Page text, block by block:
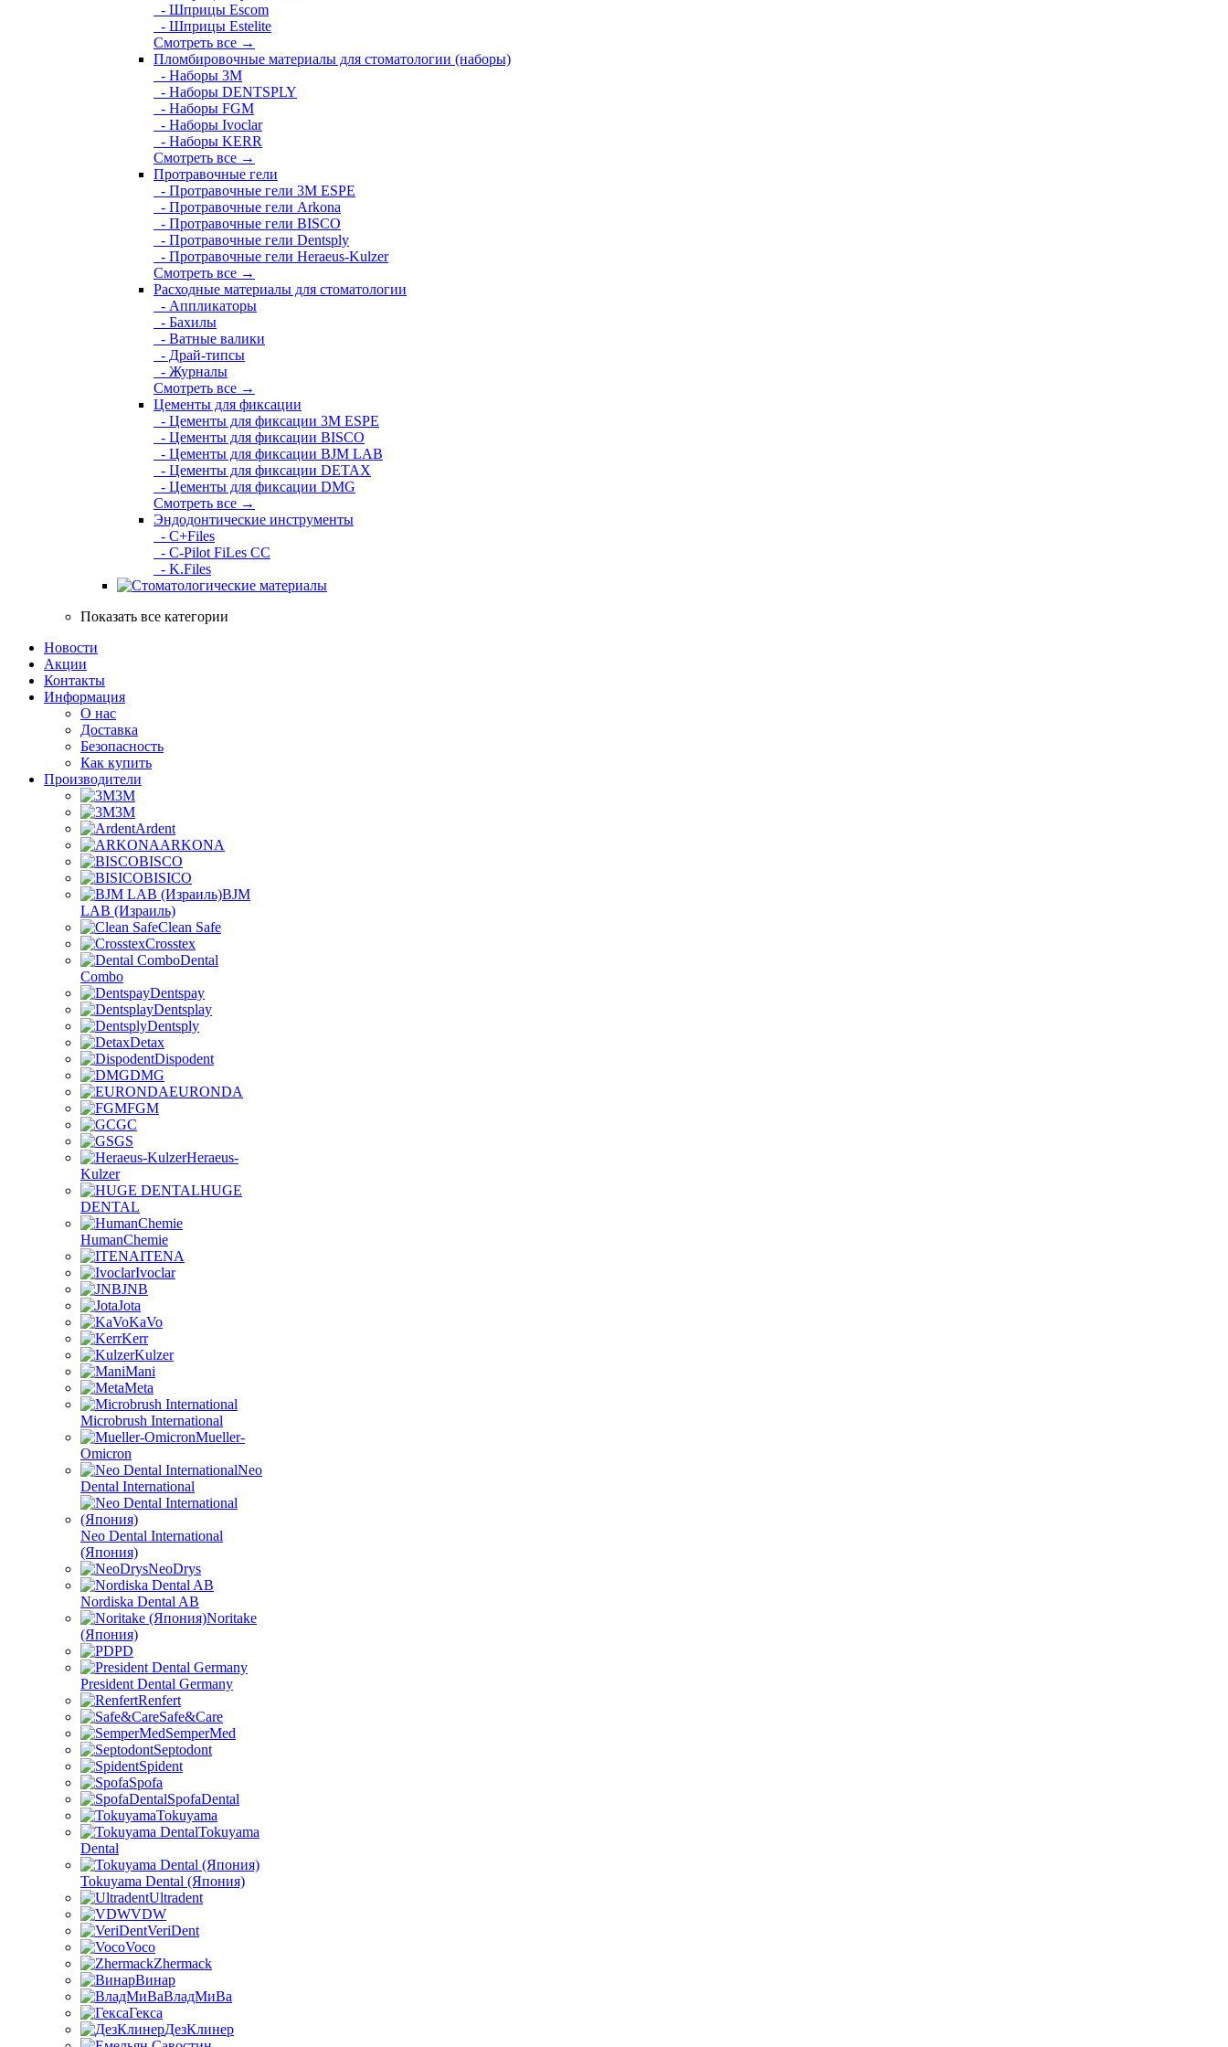
- Шприцы Escom
- Шприцы Estelite
Смотреть все →
Пломбировочные материалы для стоматологии (наборы)
- Наборы 3М
- Наборы DENTSPLY
- Наборы FGM
- Наборы Ivoclar
- Наборы KERR
Смотреть все →
Протравочные гели
- Протравочные гели 3М ESPE
- Протравочные гели Arkona
- Протравочные гели BISCO
- Протравочные гели Dentsply
- Протравочные гели Heraeus-Kulzer
Смотреть все →
Расходные материалы для стоматологии
- Аппликаторы
- Бахилы
- Ватные валики
- Драй-типсы
- Журналы
Смотреть все →
Цементы для фиксации
- Цементы для фиксации 3M ESPE
- Цементы для фиксации BISCO
- Цементы для фиксации BJM LAB
- Цементы для фиксации DETAX
- Цементы для фиксации DMG
Смотреть все →
Эндодонтические инструменты
- C+Files
- C-Pilot FiLes CC
- K.Files
Показать все категории
Новости
Акции
Контакты
Информация
О нас
Доставка
Безопасность
Как купить
Производители
3M
3М
Ardent
ARKONA
BISCO
BISICO
BJM
LAB (Израиль)
Clean Safe
Crosstex
Dental
Combo
Dentspay
Dentsplay
Dentsply
Detax
Dispodent
DMG
EURONDA
FGM
GC
GS
Heraeus-
Kulzer
HUGE
DENTAL
HumanChemie
ITENA
Ivoclar
JNB
Jota
KaVo
Kerr
Kulzer
Mani
Meta
Microbrush International
Mueller-
Omicron
Neo
Dental International
Neo Dental International
(Япония)
NeoDrys
Nordiska Dental AB
Noritake
(Япония)
PD
President Dental Germany
Renfert
Safe&Care
SemperMed
Septodont
Spident
Spofa
SpofaDental
Tokuyama
Tokuyama
Dental
Tokuyama Dental (Япония)
Ultradent
VDW
VeriDent
Voco
Zhermack
Винар
ВладМиВа
Гекса
ДезКлинер